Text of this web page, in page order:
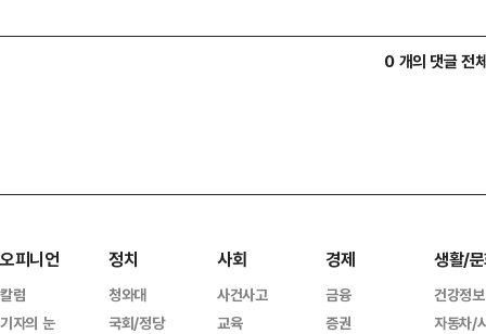
0 개의 댓글 전
오피니언
칼럼
기자의 눈
정치
청와대
국회/정당
사회
사건사고
교육
경제
금융
증권
생활/
건강정보
자동차/